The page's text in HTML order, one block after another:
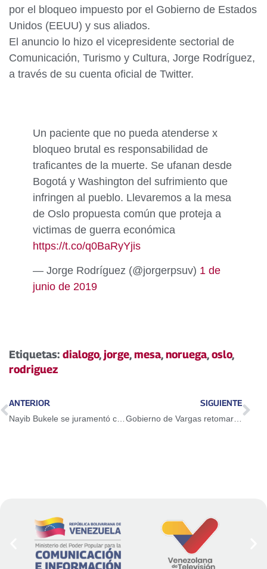
por el bloqueo impuesto por el Gobierno de Estados
Unidos (EEUU) y sus aliados.
El anuncio lo hizo el vicepresidente sectorial de
Comunicación, Turismo y Cultura, Jorge Rodríguez,
a través de su cuenta oficial de Twitter.
Un paciente que no pueda atenderse x
bloqueo brutal es responsabilidad de
traficantes de la muerte. Se ufanan desde
Bogotá y Washington del sufrimiento que
infringen al pueblo. Llevaremos a la mesa
de Oslo propuesta común que proteja a
victimas de guerra económica
https://t.co/q0BaRyYjis
— Jorge Rodríguez (@jorgerpsuv) 1 de
junio de 2019
Etiquetas: dialogo,jorge,mesa,noruega,oslo,
rodriguez
ANTERIOR SIGUIENTE
Gobierno de Vargas retomará reconstrucción de Parque El Agua en Caraballeda